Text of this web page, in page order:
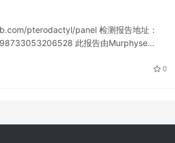
pterodactyl/panel 检测报告地址：
此报告由Murphyse…
0